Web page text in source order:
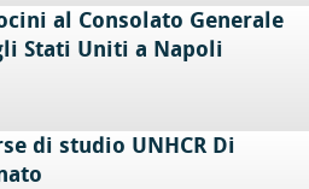
al Consolato Generale
Stati Uniti a Napoli
di studio UNHCR Di